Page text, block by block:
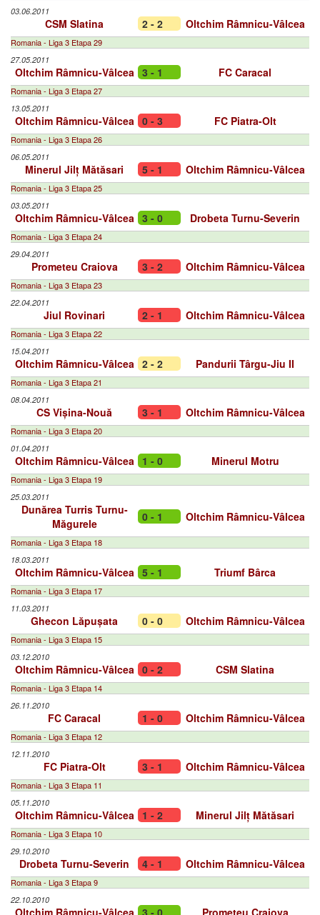
03.06.2011
CSM Slatina 2 - 2 Oltchim Râmnicu-Vâlcea
Romania - Liga 3 Etapa 29
27.05.2011
Oltchim Râmnicu-Vâlcea 3 - 1 FC Caracal
Romania - Liga 3 Etapa 27
13.05.2011
Oltchim Râmnicu-Vâlcea 0 - 3 FC Piatra-Olt
Romania - Liga 3 Etapa 26
06.05.2011
Minerul Jilț Mătăsari 5 - 1 Oltchim Râmnicu-Vâlcea
Romania - Liga 3 Etapa 25
03.05.2011
Oltchim Râmnicu-Vâlcea 3 - 0 Drobeta Turnu-Severin
Romania - Liga 3 Etapa 24
29.04.2011
Prometeu Craiova 3 - 2 Oltchim Râmnicu-Vâlcea
Romania - Liga 3 Etapa 23
22.04.2011
Jiul Rovinari 2 - 1 Oltchim Râmnicu-Vâlcea
Romania - Liga 3 Etapa 22
15.04.2011
Oltchim Râmnicu-Vâlcea 2 - 2 Pandurii Târgu-Jiu II
Romania - Liga 3 Etapa 21
08.04.2011
CS Vișina-Nouă 3 - 1 Oltchim Râmnicu-Vâlcea
Romania - Liga 3 Etapa 20
01.04.2011
Oltchim Râmnicu-Vâlcea 1 - 0 Minerul Motru
Romania - Liga 3 Etapa 19
25.03.2011
Dunărea Turris Turnu-
Măgurele
0 - 1 Oltchim Râmnicu-Vâlcea
Romania - Liga 3 Etapa 18
18.03.2011
Oltchim Râmnicu-Vâlcea 5 - 1 Triumf Bârca
Romania - Liga 3 Etapa 17
11.03.2011
Ghecon Lăpușata 0 - 0 Oltchim Râmnicu-Vâlcea
Romania - Liga 3 Etapa 15
03.12.2010
Oltchim Râmnicu-Vâlcea 0 - 2 CSM Slatina
Romania - Liga 3 Etapa 14
26.11.2010
FC Caracal 1 - 0 Oltchim Râmnicu-Vâlcea
Romania - Liga 3 Etapa 12
12.11.2010
FC Piatra-Olt 3 - 1 Oltchim Râmnicu-Vâlcea
Romania - Liga 3 Etapa 11
05.11.2010
Oltchim Râmnicu-Vâlcea 1 - 2 Minerul Jilț Mătăsari
Romania - Liga 3 Etapa 10
29.10.2010
Drobeta Turnu-Severin 4 - 1 Oltchim Râmnicu-Vâlcea
Romania - Liga 3 Etapa 9
22.10.2010
Oltchim Râmnicu-Vâlcea 3 - 0 Prometeu Craiova